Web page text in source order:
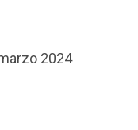
2024